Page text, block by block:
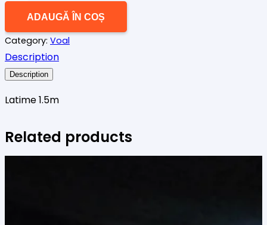
negru
cu
motive
ADAUGĂ ÎN COȘ
Category: Voal
Description
Description
Latime 1.5m
Related products